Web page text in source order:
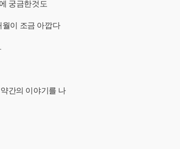
궁금한것도
월이 조금 아깝다
간의 이야기를 나